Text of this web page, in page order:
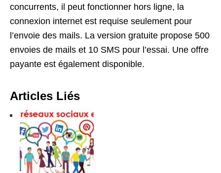
concurrents, il peut fonctionner hors ligne, la
connexion internet est requise seulement pour
l’envoie des mails. La version gratuite propose 500
envoies de mails et 10 SMS pour l’essai. Une offre
payante est également disponible.
Articles Liés